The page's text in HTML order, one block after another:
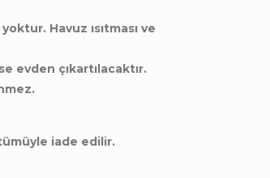
Havuz ısıtması ve
evden çıkartılacaktır.
iade edilir.